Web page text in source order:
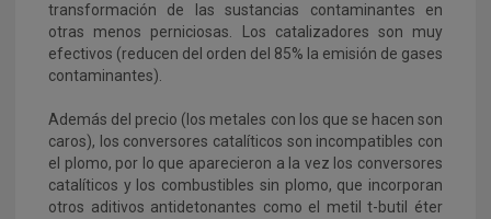
transformación de las sustancias contaminantes en
otras menos perniciosas. Los catalizadores son muy
efectivos (reducen del orden del 85% la emisión de gases
contaminantes).
Además del precio (los metales con los que se hacen son
caros), los conversores catalíticos son incompatibles con
el plomo, por lo que aparecieron a la vez los conversores
catalíticos y los combustibles sin plomo, que incorporan
otros aditivos antidetonantes como el metil t-butil éter